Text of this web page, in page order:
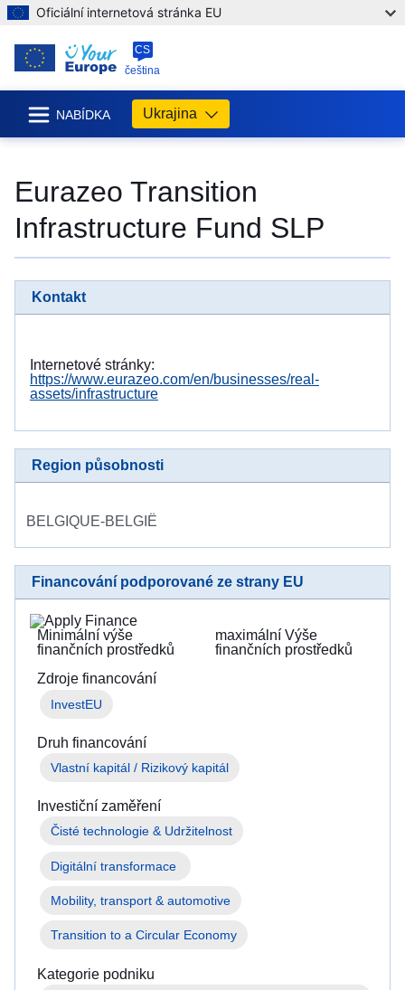
Oficiální internetová stránka EU
CS
čeština
NABÍDKA Ukrajina
Eurazeo Transition
Infrastructure Fund SLP
Kontakt
Internetové stránky:
https://www.eurazeo.com/en/businesses/real-
assets/infrastructure
Region působnosti
BELGIQUE-BELGIË
Financování podporované ze strany EU
Minimální výše
finančních prostředků
maximální Výše
finančních prostředků
Zdroje financování
InvestEU
Druh financování
Vlastní kapitál / Rizikový kapitál
Investiční zaměření
Čisté technologie & Udržitelnost
Digitální transformace
Mobility, transport & automotive
Transition to a Circular Economy
Kategorie podniku